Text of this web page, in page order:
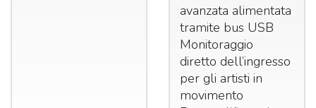
avanzata alimentata
tramite bus USB
Monitoraggio
diretto dell’ingresso
per gli artisti in
movimento